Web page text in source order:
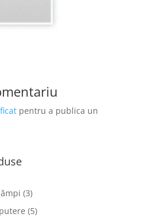
pentru a publica un
(3)
(5)